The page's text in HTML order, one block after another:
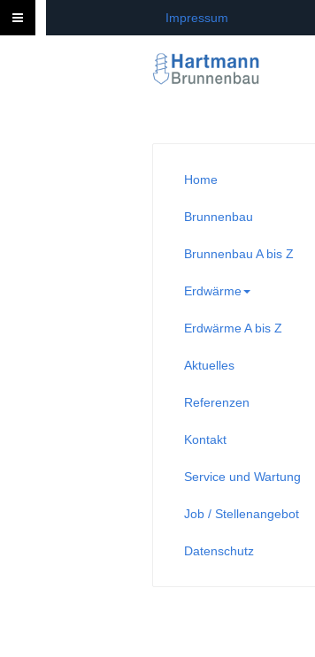
Impressum
Home
Brunnenbau
Brunnenbau A bis Z
Erdwärme
Erdwärme A bis Z
Aktuelles
Referenzen
Kontakt
Service und Wartung
Job / Stellenangebot
Datenschutz